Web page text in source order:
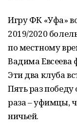
Игру ФК «Уфа»
2019/2020
по местному
Вадима Евсеева
Эти два клуба
Пять раз
раза – уфимцы,
ничьей.